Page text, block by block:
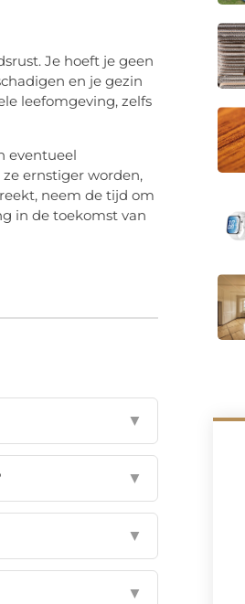
Je hoeft je geen
en je gezin
leefomgeving, zelfs
eventueel
ernstiger worden,
neem de tijd om
in de toekomst van
▼
▼
▼
▼